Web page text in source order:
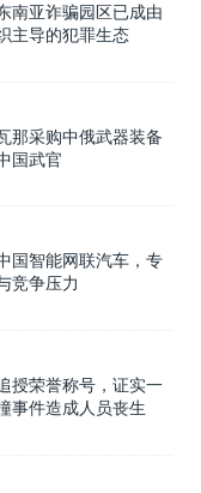
南亚诈骗园区已成由
主导的犯罪生态
那采购中俄武器装备
国武官
国智能网联汽车，专
竞争压力
授荣誉称号，证实一
事件造成人员丧生